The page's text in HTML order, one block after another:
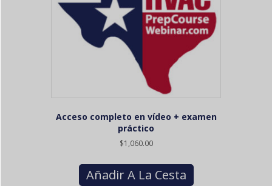
Acceso completo en vídeo + examen
práctico
$1,060.00
Añadir A La Cesta